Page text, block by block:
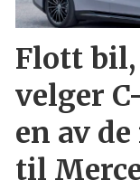
Flott bil,
velger
en av
til